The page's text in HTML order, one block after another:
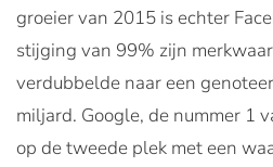
groeier van 2015 is echter
stijging van 99% zijn
verdubbelde naar een
miljard. Google, de nummer 1
op de tweede plek met een